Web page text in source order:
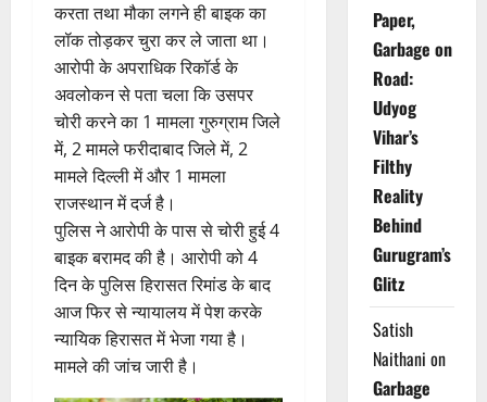
करता तथा मौका लगने ही बाइक का
लॉक तोड़कर चुरा कर ले जाता था।
आरोपी के अपराधिक रिकॉर्ड के
अवलोकन से पता चला कि उसपर
चोरी करने का 1 मामला गुरुग्राम जिले
में, 2 मामले फरीदाबाद जिले में, 2
मामले दिल्ली में और 1 मामला
राजस्थान में दर्ज है।
पुलिस ने आरोपी के पास से चोरी हुई 4
बाइक बरामद की है। आरोपी को 4
दिन के पुलिस हिरासत रिमांड के बाद
आज फिर से न्यायालय में पेश करके
न्यायिक हिरासत में भेजा गया है।
मामले की जांच जारी है।
Paper,
Garbage on
Road:
Udyog
Vihar’s
Filthy
Reality
Behind
Gurugram’s
Glitz
Satish
Naithani on
Garbage